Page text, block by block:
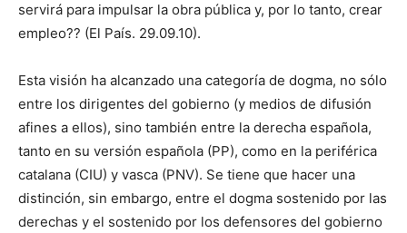
servirá para impulsar la obra pública y, por lo tanto, crear
empleo?? (El País. 29.09.10).
Esta visión ha alcanzado una categoría de dogma, no sólo
entre los dirigentes del gobierno (y medios de difusión
afines a ellos), sino también entre la derecha española,
tanto en su versión española (PP), como en la periférica
catalana (CIU) y vasca (PNV). Se tiene que hacer una
distinción, sin embargo, entre el dogma sostenido por las
derechas y el sostenido por los defensores del gobierno